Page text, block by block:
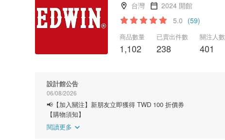
台灣
2024 開館
5.0 (59)
商品數量
1,102
已賣出件數
238
關注人數
401
設計館公告
06/08/2026
📢【加入關注】新朋友立即獲得 TWD 100 折價券
【購物須知】
閱讀更多